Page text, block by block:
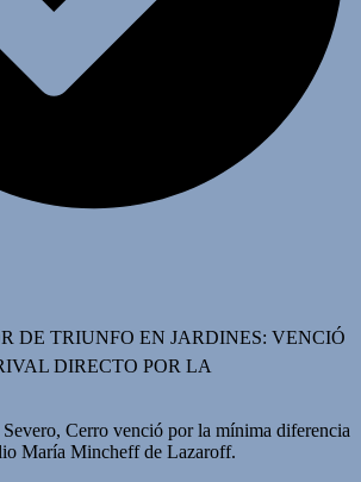
DE TRIUNFO EN JARDINES: VENCIÓ
DIRECTO POR LA
Cerro venció por la mínima diferencia
María Mincheff de Lazaroff.